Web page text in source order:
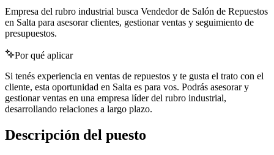
Empresa del rubro industrial busca Vendedor de Salón de Repuestos
en Salta para asesorar clientes, gestionar ventas y seguimiento de
presupuestos.
Por qué aplicar
Si tenés experiencia en ventas de repuestos y te gusta el trato con el
cliente, esta oportunidad en Salta es para vos. Podrás asesorar y
gestionar ventas en una empresa líder del rubro industrial,
desarrollando relaciones a largo plazo.
Descripción del puesto